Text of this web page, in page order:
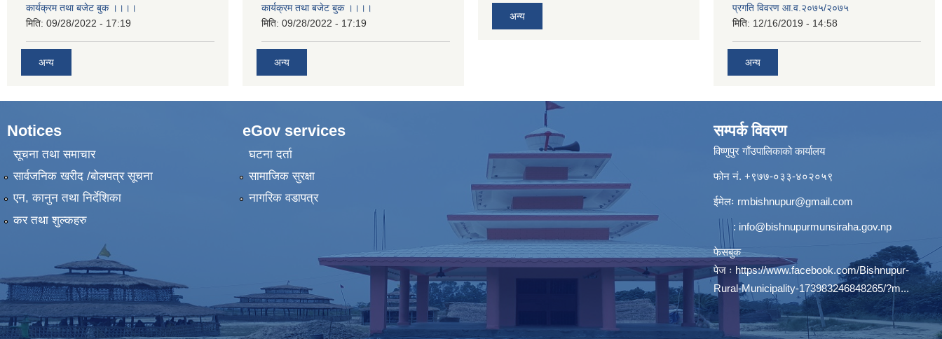
कार्यक्रम तथा बजेट बुक ।।।।
मिति: 09/28/2022 - 17:19
अन्य
कार्यक्रम तथा बजेट बुक ।।।।
मिति: 09/28/2022 - 17:19
अन्य
अन्य
प्रगति विवरण आ.व.२०७५/२०७५
मिति: 12/16/2019 - 14:58
अन्य
Notices
सूचना तथा समाचार
सार्वजनिक खरीद /बोलपत्र सूचना
एन, कानुन तथा निर्देशिका
कर तथा शुल्कहरु
eGov services
घटना दर्ता
सामाजिक सुरक्षा
नागरिक वडापत्र
सम्पर्क विवरण
विष्णुपुर गाँउपालिकाको कार्यालय
फोन नं. ‍‍+९७७-०३३-४०२०५९
ईमेलः rmbishnupur@gmail.com
: info@bishnupurmunsiraha.gov.np
फेसबुक
पेज ः https://www.facebook.com/Bishnupur-
Rural-Municipality-173983246848265/?m...